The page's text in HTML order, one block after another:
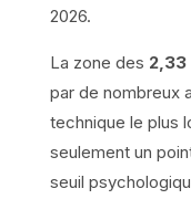
2026.
La zone des 2,33
par de nombreux
technique le plus
seulement un
seuil